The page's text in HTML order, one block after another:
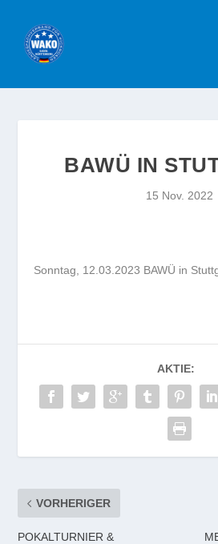
BAWÜ IN
15 Nov. 2022
Sonntag, 12.03.2023 BAWÜ in
AKTIE:
VORHERIGER
POKALTURNIER &